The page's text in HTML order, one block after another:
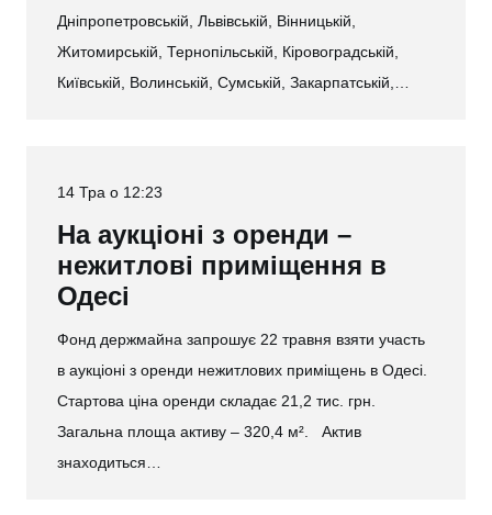
Дніпропетровській, Львівській, Вінницькій,
Житомирській, Тернопільській, Кіровоградській,
Київській, Волинській, Сумській, Закарпатській,…
14 Тра о 12:23
На аукціоні з оренди –
нежитлові приміщення в
Одесі
Фонд держмайна запрошує 22 травня взяти участь
в аукціоні з оренди нежитлових приміщень в Одесі.
Стартова ціна оренди складає 21,2 тис. грн.
Загальна площа активу – 320,4 м². Актив
знаходиться…